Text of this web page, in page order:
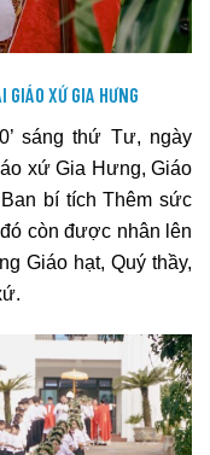
XỨ GIA HƯNG
sáng thứ Tư, ngày
xứ Gia Hưng, Giáo
bí tích Thêm sức
còn được nhân lên
Giáo hạt, Quý thầy,